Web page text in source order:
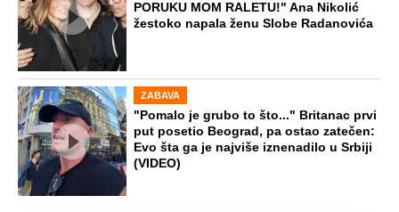
PORUKU MOM RALETU!" Ana Nikolić
žestoko napala ženu Slobe Radanovića
ZABAVA
"Pomalo je grubo to što..." Britanac prvi
put posetio Beograd, pa ostao zatečen:
Evo šta ga je najviše iznenadilo u Srbiji
(VIDEO)